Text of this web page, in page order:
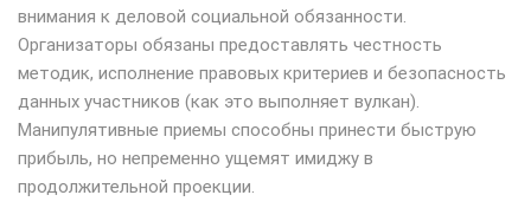
внимания к деловой социальной обязанности.
Организаторы обязаны предоставлять честность
методик, исполнение правовых критериев и безопасность
данных участников (как это выполняет вулкан).
Манипулятивные приемы способны принести быструю
прибыль, но непременно ущемят имиджу в
продолжительной проекции.